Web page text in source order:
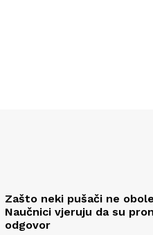
Zašto neki pušači ne
Naučnici vjeruju da su
odgovor